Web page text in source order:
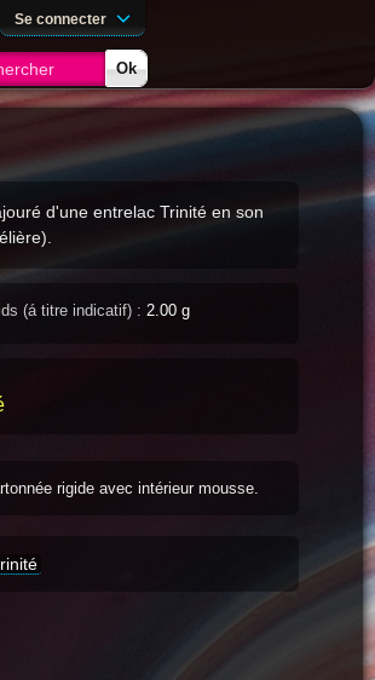
d'une entrelac Trinité en son
(á titre indicatif) : 2.00 g
rigide avec intérieur mousse.
Se connecter
Ok